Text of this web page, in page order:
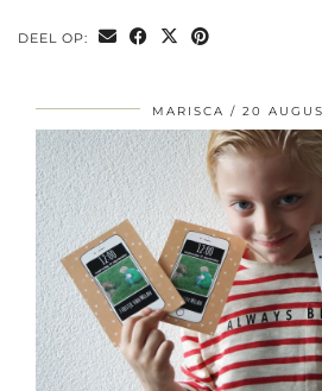
DEEL OP:
MARISCA 20